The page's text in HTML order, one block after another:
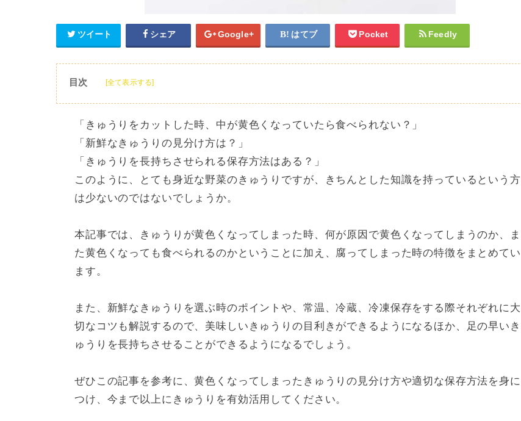
ツイート シェア Google+ はてブ Pocket Feedly
目次 [全て表示する]
新鮮なきゅうりを選ぶポイントは？
腐ったきゅうりの見分け方
きゅうりの保存方法
6
きゅうりを美味しく保存するポイント
7
黄色いきゅうりは腐っていないかチェックが必要
「きゅうりをカットした時、中が黄色くなっていたら食べられない？」
「新鮮なきゅうりの見分け方は？」
「きゅうりを長持ちさせられる保存方法はある？」
このように、とても身近な野菜のきゅうりですが、きちんとした知識を持っているという方
は少ないのではないでしょうか。
本記事では、きゅうりが黄色くなってしまった時、何が原因で黄色くなってしまうのか、ま
た黄色くなっても食べられるのかということに加え、腐ってしまった時の特徴をまとめてい
ます。
また、新鮮なきゅうりを選ぶ時のポイントや、常温、冷蔵、冷凍保存をする際それぞれに大
切なコツも解説するので、美味しいきゅうりの目利きができるようになるほか、足の早いき
ゅうりを長持ちさせることができるようになるでしょう。
ぜひこの記事を参考に、黄色くなってしまったきゅうりの見分け方や適切な保存方法を身に
つけ、今まで以上にきゅうりを有効活用してください。